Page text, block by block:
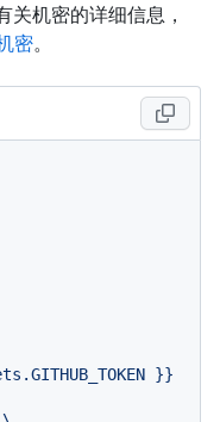
关机密的详细信息，
密。
}}